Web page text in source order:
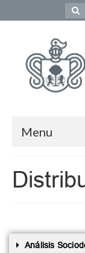
Menu
Economía
Gobierno y
Análisis